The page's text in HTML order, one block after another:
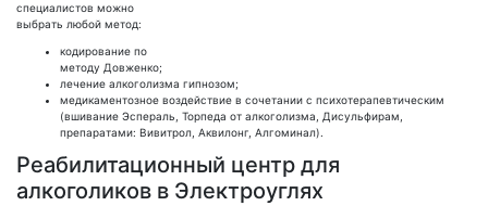
специалистов можно
выбрать любой метод:
кодирование по
методу Довженко;
лечение алкоголизма гипнозом;
медикаментозное воздействие в сочетании с психотерапевтическим
(вшивание Эспераль, Торпеда от алкоголизма, Дисульфирам,
препаратами: Вивитрол, Аквилонг, Алгоминал).
Реабилитационный центр для
алкоголиков в Электроуглях